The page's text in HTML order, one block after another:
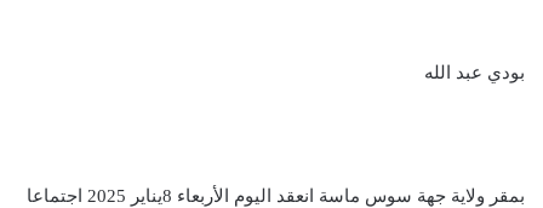
بودي عبد الله
بمقر ولاية جهة سوس ماسة انعقد اليوم الأربعاء 8يناير 2025 اجتماعا